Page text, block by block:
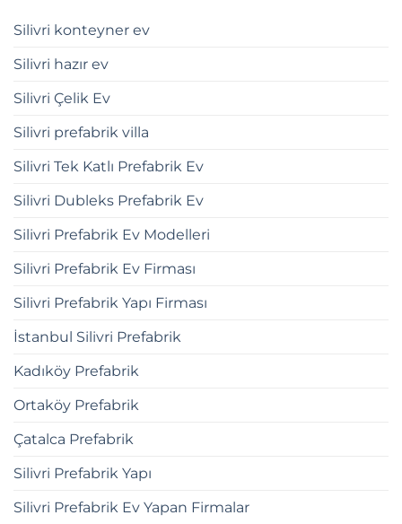
Silivri konteyner ev
Silivri hazır ev
Silivri Çelik Ev
Silivri prefabrik villa
Silivri Tek Katlı Prefabrik Ev
Silivri Dubleks Prefabrik Ev
Silivri Prefabrik Ev Modelleri
Silivri Prefabrik Ev Firması
Silivri Prefabrik Yapı Firması
İstanbul Silivri Prefabrik
Kadıköy Prefabrik
Ortaköy Prefabrik
Çatalca Prefabrik
Silivri Prefabrik Yapı
Silivri Prefabrik Ev Yapan Firmalar